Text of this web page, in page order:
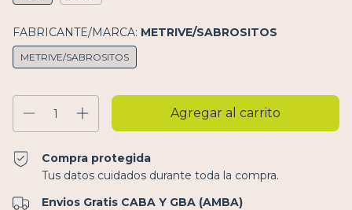
FABRICANTE/MARCA: METRIVE/SABROSITOS
METRIVE/SABROSITOS
Compra protegida
Tus datos cuidados durante toda la compra.
Envios Gratis CABA Y GBA (AMBA)